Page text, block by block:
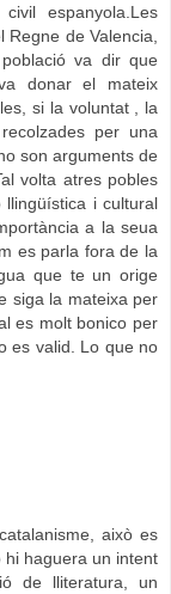
espanyola.Les
de Valencia,
va dir que
donar el mateix
si la voluntat , la
per una
son arguments de
volta atres pobles
i cultural
a la seua
es parla fora de la
que te un orige
siga la mateixa per
es molt bonico per
es valid. Lo que no
això es
hi haguera un intent
de lliteratura, un